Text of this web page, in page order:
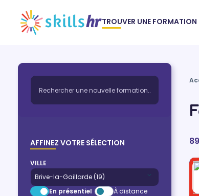
TROUVER UNE FORMATION
AFFINEZ VOTRE SÉLECTION
VILLE
En présentiel
À distance